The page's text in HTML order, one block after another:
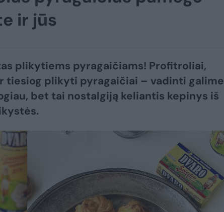
ir jūs
plikytiems pyragaičiams! Profitroliai,
tiesiog plikyti pyragaičiai – vadinti galime
bet tai nostalgiją keliantis kepinys iš